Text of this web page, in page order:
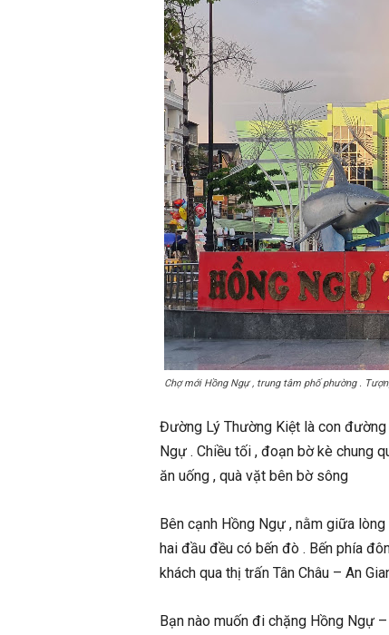
Chợ mới Hồng Ngự , trung tâm phố phường .
Đường Lý Thường Kiệt là con
Ngự . Chiều tối , đoạn bờ kè chung
ăn uống , quà vặt bên bờ sông
Bên cạnh Hồng Ngự , nằm giữa
hai đầu đều có bến đò . Bến phía
khách qua thị trấn Tân Châu – An
Bạn nào muốn đi chặng Hồng Ngự